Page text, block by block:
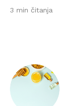
3 min čitanja